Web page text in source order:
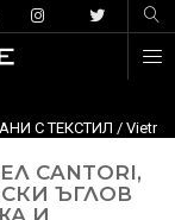
С ТЕКСТИЛ / Vietri,
CANTORI,
ЪГЛОВ
И